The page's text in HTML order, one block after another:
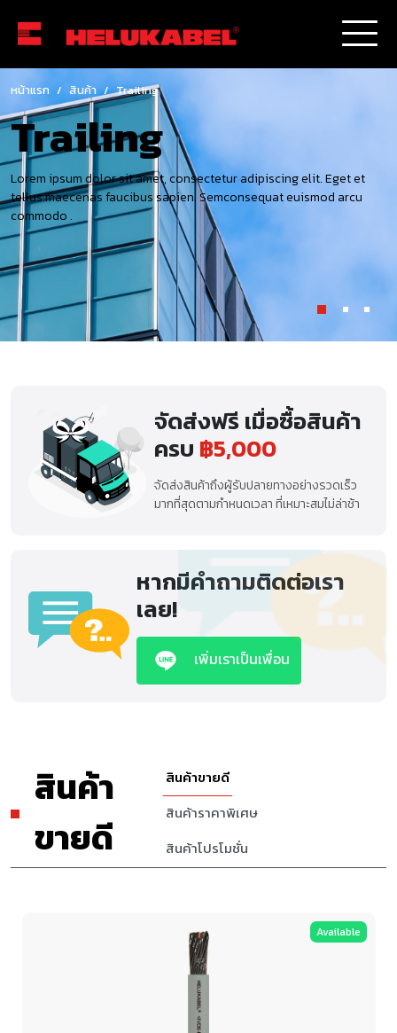
หน้าแรก / สินค้า / Trailing
Trailing
Lorem ipsum dolor sit amet, consectetur adipiscing elit. Eget et
tellus maecenas faucibus sapien. Semconsequat euismod arcu
commodo .
1 2 3
จัดส่งฟรี เมื่อซื้อสินค้า
ครบ ฿5,000
จัดส่งสินค้าถึงผู้รับปลายทางอย่างรวดเร็ว
มากที่สุดตามกำหนดเวลา ที่เหมาะสมไม่ล่าช้า
หากมีคำถามติดต่อเรา
เลย!
เพิ่มเราเป็นเพื่อน
สินค้า
ขายดี
สินค้าขายดี
สินค้าราคาพิเศษ
สินค้าโปรโมชั่น
Available